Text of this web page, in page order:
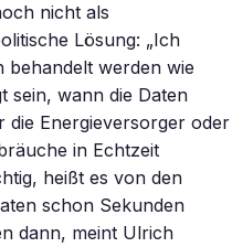
nicht als
Lösung: „Ich
behandelt werden wie
sein, wann die Daten
Energieversorger oder
in Echtzeit
heißt es von den
schon Sekunden
dann, meint Ulrich